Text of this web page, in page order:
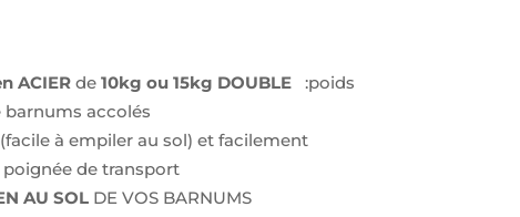
ACIER de 10kg ou 15kg DOUBLE
:poids
barnums accolés
à empiler au sol) et facilement
de transport
AU SOLDE VOS BARNUMS